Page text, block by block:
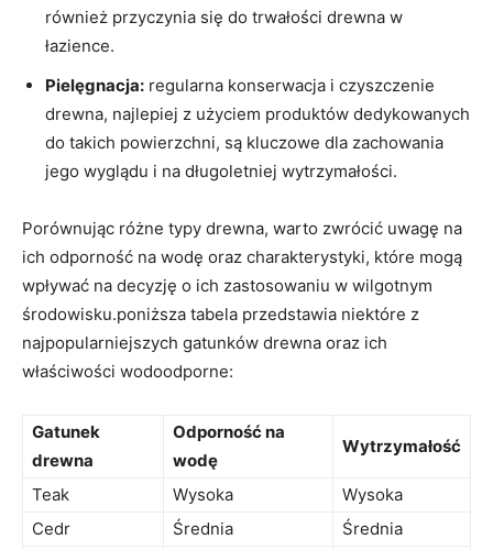
również przyczynia ⁤się do trwałości‍ drewna w
łazience.
Pielęgnacja: regularna⁢ konserwacja i​ czyszczenie
drewna, najlepiej z użyciem produktów dedykowanych
do takich powierzchni,⁣ są‌ kluczowe dla zachowania
jego wyglądu i na długoletniej wytrzymałości.
Porównując różne typy drewna, ‍warto zwrócić uwagę na
ich odporność na wodę oraz⁢ charakterystyki,‌ które⁣ mogą ​
wpływać na decyzję o ich zastosowaniu w wilgotnym
środowisku.poniższa tabela przedstawia niektóre z
najpopularniejszych gatunków drewna oraz ich
właściwości wodoodporne:
Gatunek
drewna
Odporność na
wodę
Wytrzymałość
Teak Wysoka
Wysoka
Cedr
Średnia
Średnia